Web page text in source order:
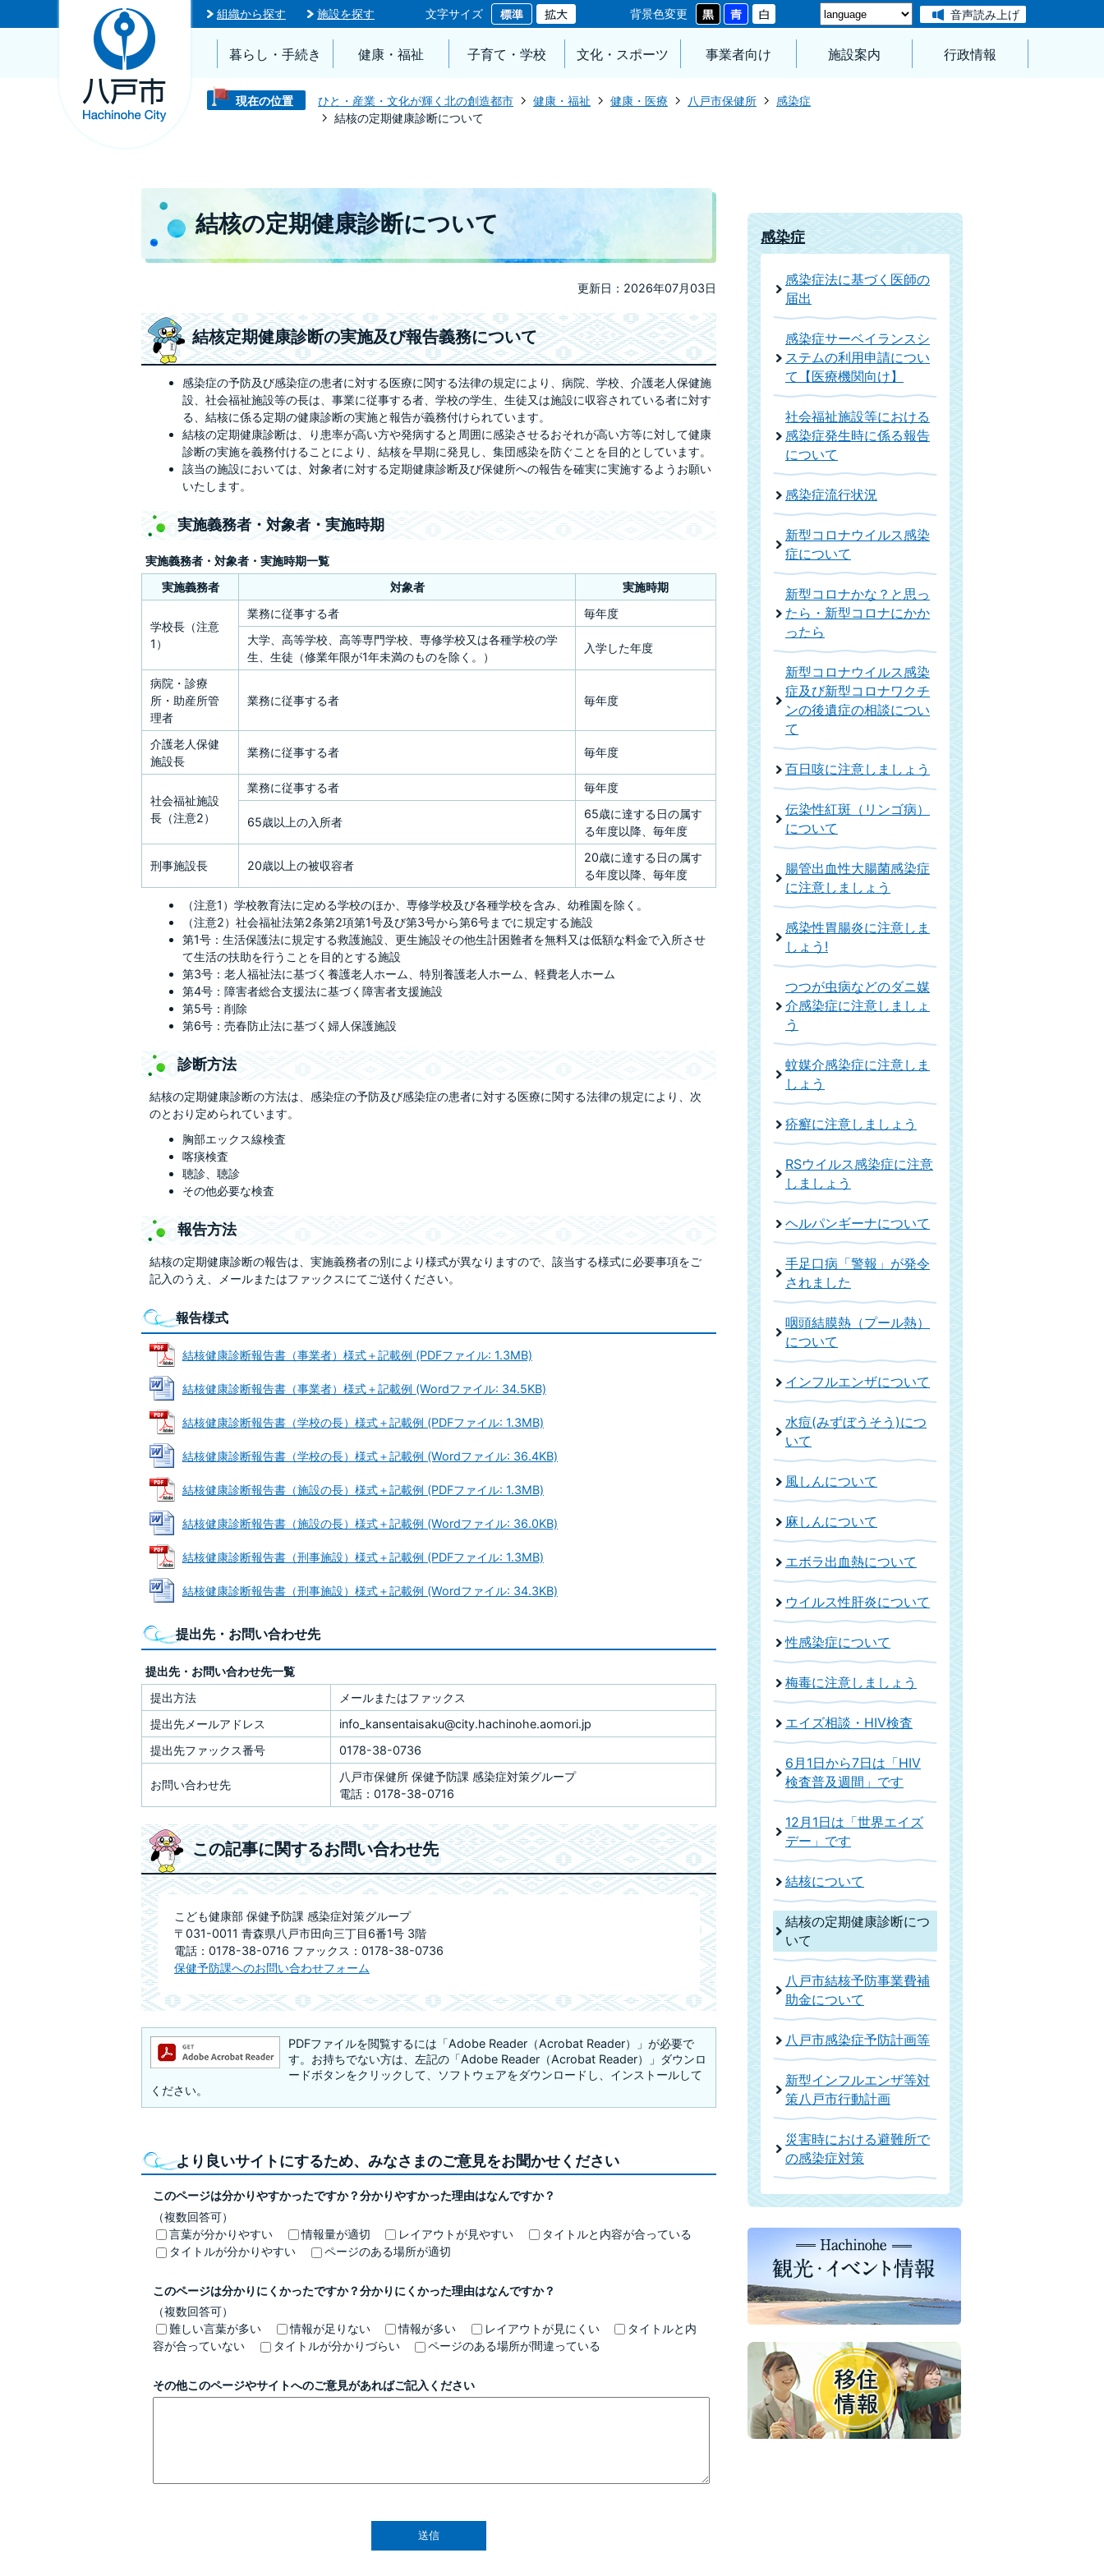
組織から探す 施設を探す 文字サイズ 背景色変更 音声読み上げ
暮らし・手続き 健康・福祉 子育て・学校 文化・スポーツ 事業者向け 施設案内 行政情報
現在の位置 ひと・産業・文化が輝く北の創造都市 健康・福祉 健康・医療 八戸市保健所
感染症
結核の定期健康診断について
結核の定期健康診断について
更新日：2026年07月03日
結核定期健康診断の実施及び報告義務について
感染症の予防及び感染症の患者に対する医療に関する法律の規定により、病院、学校、介護老人保健施
設、社会福祉施設等の長は、事業に従事する者、学校の学生、生徒又は施設に収容されている者に対す
る、結核に係る定期の健康診断の実施と報告が義務付けられています。
結核の定期健康診断は、り患率が高い方や発病すると周囲に感染させるおそれが高い方等に対して健康
診断の実施を義務付けることにより、結核を早期に発見し、集団感染を防ぐことを目的としています。
該当の施設においては、対象者に対する定期健康診断及び保健所への報告を確実に実施するようお願い
いたします。
実施義務者・対象者・実施時期
実施義務者・対象者・実施時期一覧
実施義務者
対象者 実施時期
学校長（注意
1）
業務に従事する者
毎年度
大学、高等学校、高等専門学校、専修学校又は各種学校の学
生、生徒（修業年限が1年未満のものを除く。）
入学した年度
病院・診療
所・助産所管
理者
業務に従事する者 毎年度
介護老人保健
施設長
業務に従事する者 毎年度
社会福祉施設
長（注意2）
業務に従事する者 毎年度
65歳以上の入所者
65歳に達する日の属す
る年度以降、毎年度
刑事施設長 20歳以上の被収容者
20歳に達する日の属す
る年度以降、毎年度
（注意1）学校教育法に定める学校のほか、専修学校及び各種学校を含み、幼稚園を除く。
（注意2）社会福祉法第2条第2項第1号及び第3号から第6号までに規定する施設
第1号：生活保護法に規定する救護施設、更生施設その他生計困難者を無料又は低額な料金で入所させ
て生活の扶助を行うことを目的とする施設
第3号：老人福祉法に基づく養護老人ホーム、特別養護老人ホーム、軽費老人ホーム
第4号：障害者総合支援法に基づく障害者支援施設
第5号：削除
第6号：売春防止法に基づく婦人保護施設
診断方法
結核の定期健康診断の方法は、感染症の予防及び感染症の患者に対する医療に関する法律の規定により、次
のとおり定められています。
胸部エックス線検査
喀痰検査
聴診、聴診
その他必要な検査
報告方法
結核の定期健康診断の報告は、実施義務者の別により様式が異なりますので、該当する様式に必要事項をご
記入のうえ、メールまたはファックスにてご送付ください。
報告様式
結核健康診断報告書（事業者）様式＋記載例 (PDFファイル: 1.3MB)
結核健康診断報告書（事業者）様式＋記載例 (Wordファイル: 34.5KB)
結核健康診断報告書（学校の長）様式＋記載例 (PDFファイル: 1.3MB)
結核健康診断報告書（学校の長）様式＋記載例 (Wordファイル: 36.4KB)
結核健康診断報告書（施設の長）様式＋記載例 (PDFファイル: 1.3MB)
結核健康診断報告書（施設の長）様式＋記載例 (Wordファイル: 36.0KB)
結核健康診断報告書（刑事施設）様式＋記載例 (PDFファイル: 1.3MB)
結核健康診断報告書（刑事施設）様式＋記載例 (Wordファイル: 34.3KB)
提出先・お問い合わせ先
提出先・お問い合わせ先一覧
提出方法
メールまたはファックス
提出先メールアドレス
info_kansentaisaku@city.hachinohe.aomori.jp
提出先ファックス番号
0178-38-0736
お問い合わせ先
八戸市保健所 保健予防課 感染症対策グループ
電話：0178-38-0716
この記事に関するお問い合わせ先
こども健康部 保健予防課 感染症対策グループ
〒031-0011 青森県八戸市田向三丁目6番1号 3階
電話：0178-38-0716 ファックス：0178-38-0736
保健予防課へのお問い合わせフォーム
PDFファイルを閲覧するには「Adobe Reader（Acrobat Reader）」が必要で
す。お持ちでない方は、左記の「Adobe Reader（Acrobat Reader）」ダウンロ
ードボタンをクリックして、ソフトウェアをダウンロードし、インストールして
ください。
より良いサイトにするため、みなさまのご意見をお聞かせください
このページは分かりやすかったですか？分かりやすかった理由はなんですか？
（複数回答可）
言葉が分かりやすい
情報量が適切 レイアウトが見やすい
タイトルと内容が合っている
タイトルが分かりやすい
ページのある場所が適切
このページは分かりにくかったですか？分かりにくかった理由はなんですか？
（複数回答可）
難しい言葉が多い
情報が足りない 情報が多い レイアウトが見にくい
タイトルと内
容が合っていない
タイトルが分かりづらい ページのある場所が間違っている
その他このページやサイトへのご意見があればご記入ください
感染症
感染症法に基づく医師の
届出
感染症サーベイランスシ
ステムの利用申請につい
て【医療機関向け】
社会福祉施設等における
感染症発生時に係る報告
について
感染症流行状況
新型コロナウイルス感染
症について
新型コロナかな？と思っ
たら・新型コロナにかか
ったら
新型コロナウイルス感染
症及び新型コロナワクチ
ンの後遺症の相談につい
て
百日咳に注意しましょう
伝染性紅斑（リンゴ病）
について
腸管出血性大腸菌感染症
に注意しましょう
感染性胃腸炎に注意しま
しょう!
つつが虫病などのダニ媒
介感染症に注意しましょ
う
蚊媒介感染症に注意しま
しょう
疥癬に注意しましょう
RSウイルス感染症に注意
しましょう
ヘルパンギーナについて
手足口病「警報」が発令
されました
咽頭結膜熱（プール熱）
について
インフルエンザについて
水痘(みずぼうそう)につ
いて
風しんについて
麻しんについて
エボラ出血熱について
ウイルス性肝炎について
性感染症について
梅毒に注意しましょう
エイズ相談・HIV検査
6月1日から7日は「HIV
検査普及週間」です
12月1日は「世界エイズ
デー」です
結核について
結核の定期健康診断につ
いて
八戸市結核予防事業費補
助金について
八戸市感染症予防計画等
新型インフルエンザ等対
策八戸市行動計画
災害時における避難所で
の感染症対策